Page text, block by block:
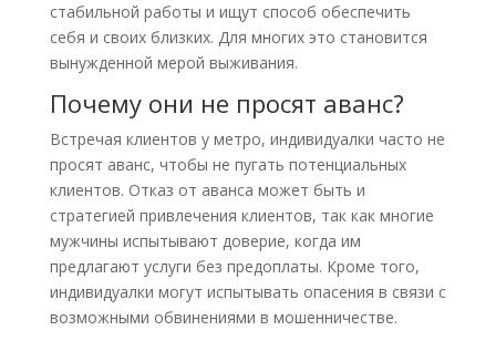
стабильной работы и ищут способ обеспечить
себя и своих близких. Для многих это становится
вынужденной мерой выживания.
Почему они не просят аванс?
Встречая клиентов у метро, индивидуалки часто не
просят аванс, чтобы не пугать потенциальных
клиентов. Отказ от аванса может быть и
стратегией привлечения клиентов, так как многие
мужчины испытывают доверие, когда им
предлагают услуги без предоплаты. Кроме того,
индивидуалки могут испытывать опасения в связи с
возможными обвинениями в мошенничестве.